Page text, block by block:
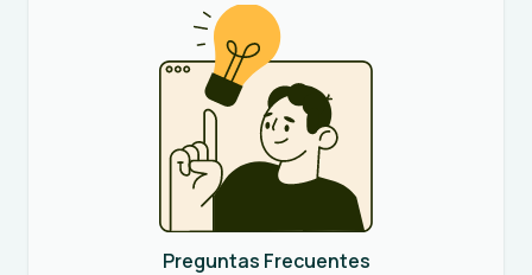
Preguntas Frecuentes